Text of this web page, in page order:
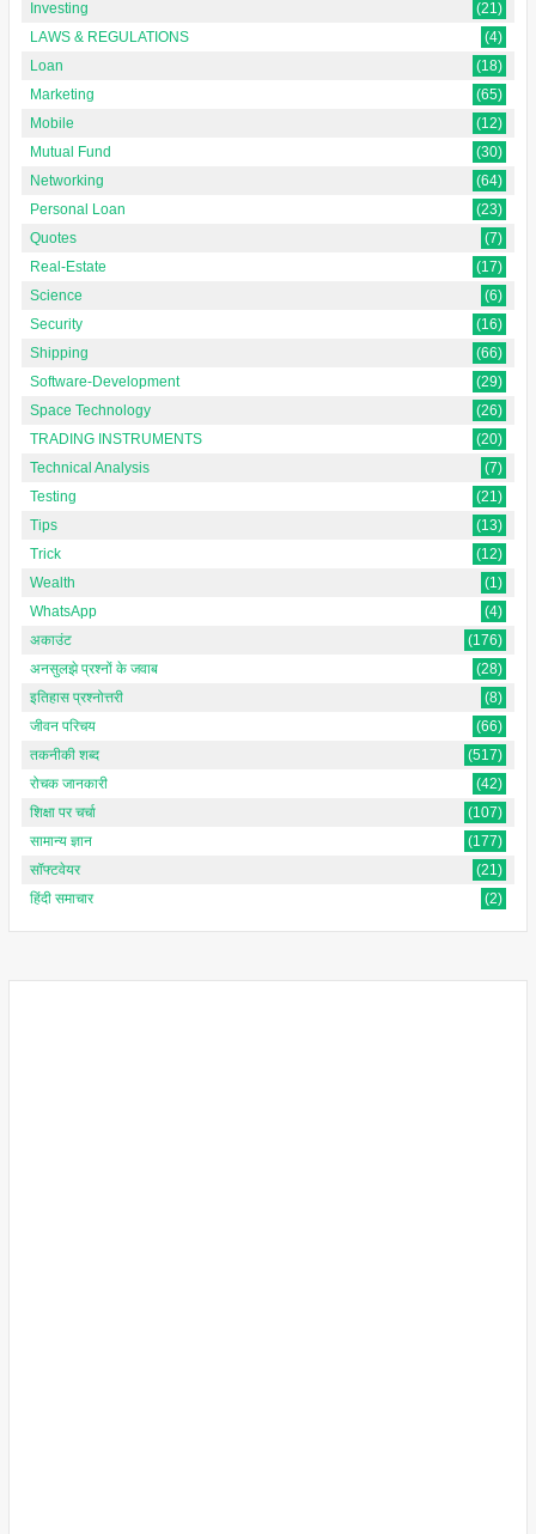
Investing
(21)
LAWS & REGULATIONS
(4)
Loan
(18)
Marketing
(65)
Mobile
(12)
Mutual Fund
(30)
Networking
(64)
Personal Loan
(23)
Quotes
(7)
Real-Estate
(17)
Science
(6)
Security
(16)
Shipping
(66)
Software-Development
(29)
Space Technology
(26)
TRADING INSTRUMENTS
(20)
Technical Analysis
(7)
Testing
(21)
Tips
(13)
Trick
(12)
Wealth
(1)
WhatsApp
(4)
अकाउंट
(176)
अनसुलझे प्रश्नों के जवाब
(28)
इतिहास प्रश्नोत्तरी
(8)
जीवन परिचय
(66)
तकनीकी शब्द
(517)
रोचक जानकारी
(42)
शिक्षा पर चर्चा
(107)
सामान्य ज्ञान
(177)
सॉफ्टवेयर
(21)
हिंदी समाचार
(2)